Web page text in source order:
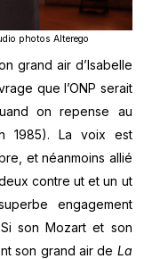
photos Alterego
grand air d’Isabelle
que l’ONP serait
on repense au
1985). La voix est
et néanmoins allié
contre ut et un ut
engagement
son Mozart et son
son grand air de La